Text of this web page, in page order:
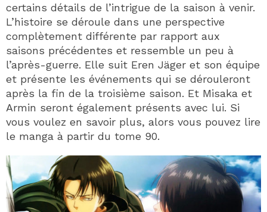
certains détails de l’intrigue de la saison à venir.
L’histoire se déroule dans une perspective
complètement différente par rapport aux
saisons précédentes et ressemble un peu à
l’après-guerre. Elle suit Eren Jäger et son équipe
et présente les événements qui se dérouleront
après la fin de la troisième saison. Et Misaka et
Armin seront également présents avec lui. Si
vous voulez en savoir plus, alors vous pouvez lire
le manga à partir du tome 90.